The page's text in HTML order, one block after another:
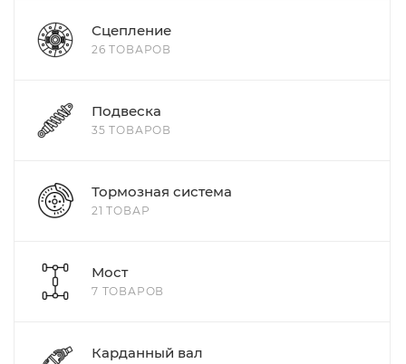
Сцепление
26 ТОВАРОВ
Подвеска
35 ТОВАРОВ
Тормозная система
21 ТОВАР
Мост
7 ТОВАРОВ
Карданный вал